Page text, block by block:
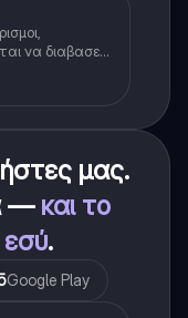
να διαβασεις
μας.
— και το
εσύ.
Google Play